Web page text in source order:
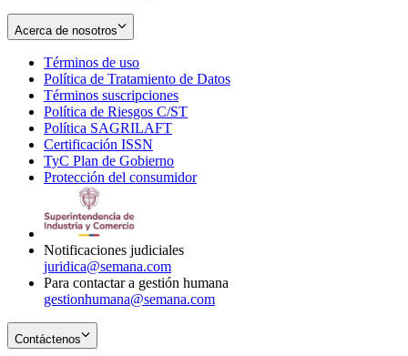
Acerca de nosotros
Términos de uso
in
new
window
Política de Tratamiento de Datos
Términos suscripciones
in
Política de Riesgos C/ST
Política SAGRILAFT
new
window
Certificación ISSN
in
new
TyC Plan de Gobierno
in
Protección del consumidorOpens
Notificaciones judiciales
juridica@semana.com
Para contactar a gestión humana
gestionhumana@semana.com
Contáctenos